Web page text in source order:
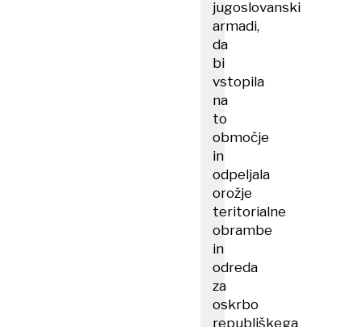
jugoslovanski
armadi,
da
bi
vstopila
na
to
območje
in
odpeljala
orožje
teritorialne
obrambe
in
odreda
za
oskrbo
republiškega